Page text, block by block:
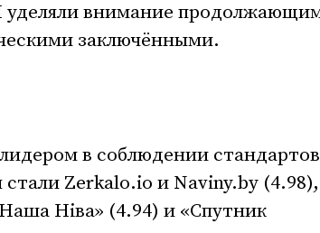
уделяли внимание
заключёнными.
в соблюдении стандартов
Zerkalo.io и Naviny.by (4.98),
Ніва» (4.94) и «Спутник